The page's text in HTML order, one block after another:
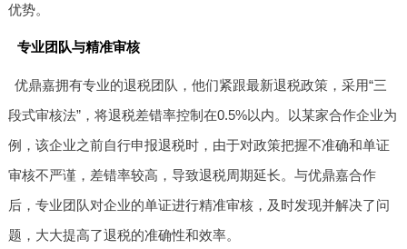
优势。
专业团队与精准审核
优鼎嘉拥有专业的退税团队，他们紧跟最新退税政策，采用“三
段式审核法”，将退税差错率控制在0.5%以内。以某家合作企业为
例，该企业之前自行申报退税时，由于对政策把握不准确和单证
审核不严谨，差错率较高，导致退税周期延长。与优鼎嘉合作
后，专业团队对企业的单证进行精准审核，及时发现并解决了问
题，大大提高了退税的准确性和效率。